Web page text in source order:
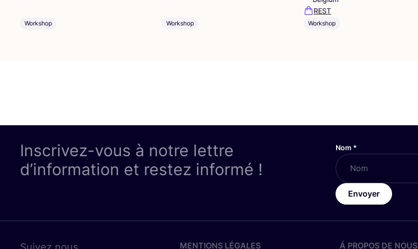
Workshop Workshop
REST
Workshop
Inscrivez-vous à notre lettre
d’information et restez informé !
Nom *
Envoyer
MENTIONS LÉGALES Á PROPOS DE NOUS